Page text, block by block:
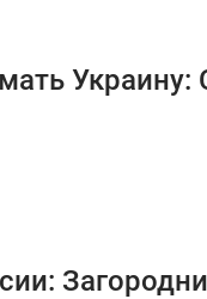
Украину: